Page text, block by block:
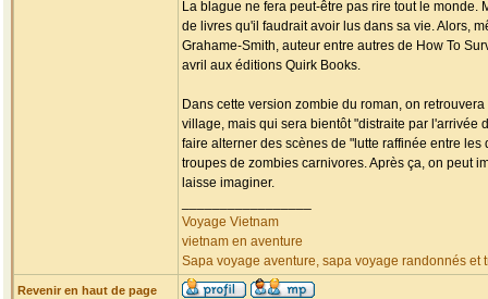
La blague ne fera peut-être pas rire tout le
de livres qu'il faudrait avoir lus dans sa vie. Alors,
Grahame-Smith, auteur entre autres de How To
avril aux éditions Quirk Books.
Dans cette version zombie du roman, on
village, mais qui sera bientôt "distraite par l'arrivée
faire alterner des scènes de "lutte raffinée entre
troupes de zombies carnivores. Après ça, on peut
laisse imaginer.
Voyage Vietnam
vietnam en aventure
Sapa voyage aventure, sapa voyage randonnés et
Revenir en haut de page